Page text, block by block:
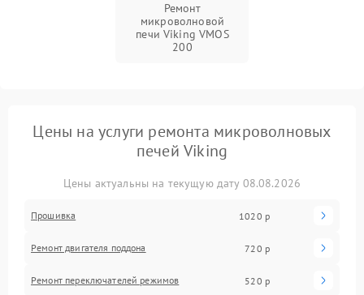
Ремонт
микроволновой
печи Viking VMOS
200
Цены на услуги ремонта микроволновых
печей Viking
Цены актуальны на текущую дату 08.08.2026
Прошивка 1020 р
Ремонт двигателя поддона 720 р
Ремонт переключателей режимов 520 р